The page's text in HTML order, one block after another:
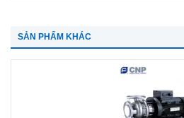
SẢN PHẨM KHÁC